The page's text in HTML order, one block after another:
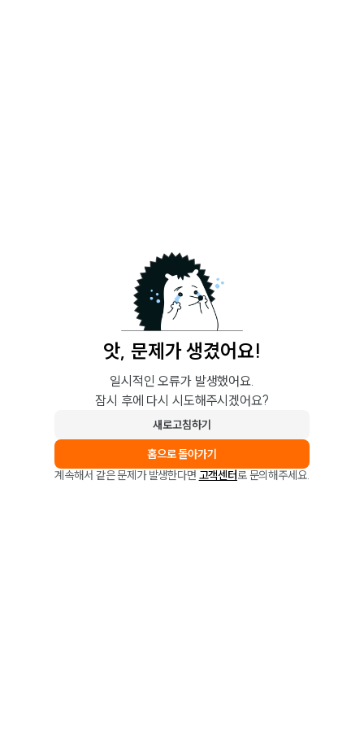
앗, 문제가 생겼어요!
일시적인 오류가 발생했어요.
잠시 후에 다시 시도해주시겠어요?
새로고침하기
홈으로 돌아가기
계속해서 같은 문제가 발생한다면 고객센터로 문의해주세요.